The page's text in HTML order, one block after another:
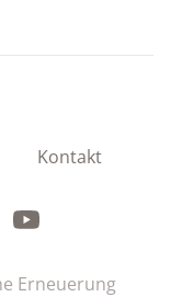
Kontakt
Youtube
Erneuerung